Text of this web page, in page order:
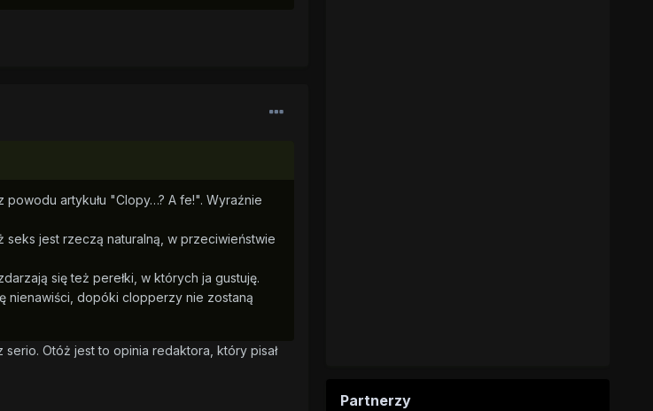
powodu artykułu "Clopy…? A fe!". Wyraźnie
jest rzeczą naturalną, w przeciwieństwie
się też perełki, w których ja gustuję.
nienawiści, dopóki clopperzy nie zostaną
Otóż jest to opinia redaktora, który pisał
Partnerzy